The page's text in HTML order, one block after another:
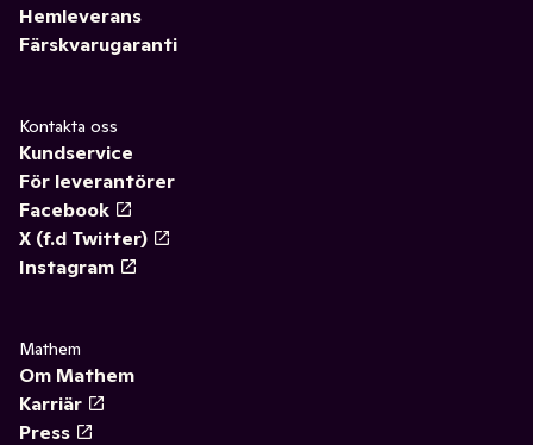
Hemleverans
Färskvarugaranti
Kontakta oss
Kundservice
För leverantörer
Facebook
X (f.d Twitter)
Instagram
Mathem
Om Mathem
Karriär
Press